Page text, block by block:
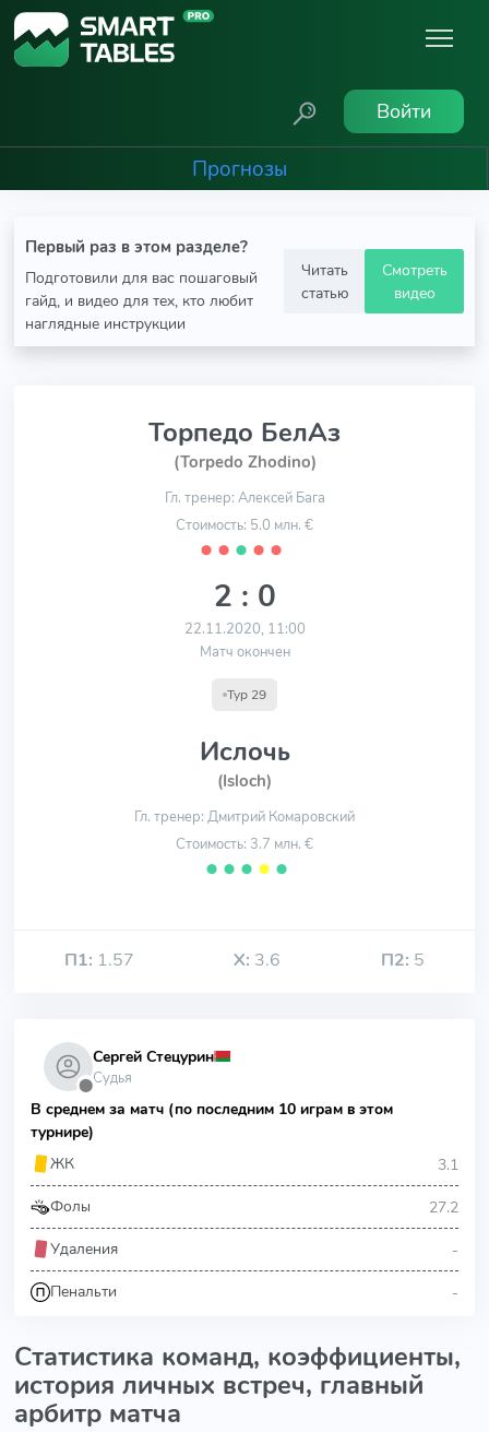
Войти
Прогнозы
Первый раз в этом разделе?
Подготовили для вас пошаговый
гайд, и видео для тех, кто любит
наглядные инструкции
Читать
статью
Смотреть
видео
Торпедо БелАз
(Torpedo Zhodino)
Гл. тренер: Алексей Бага
Стоимость: 5.0 млн. €
⬤ ⬤ ⬤ ⬤ ⬤
2 : 0
22.11.2020, 11:00
Матч окончен
Тур 29
Ислочь
(Isloch)
Гл. тренер: Дмитрий Комаровский
Стоимость: 3.7 млн. €
⬤ ⬤ ⬤ ⬤ ⬤
П1: 1.57 Х: 3.6 П2: 5
⬤
Сергей Стецурин
Судья
В среднем за матч (по последним 10 играм в этом
турнире)
ЖК
3.1
Фолы 27.2
Удаления -
Пенальти -
Статистика команд, коэффициенты,
история личных встреч, главный
арбитр матча